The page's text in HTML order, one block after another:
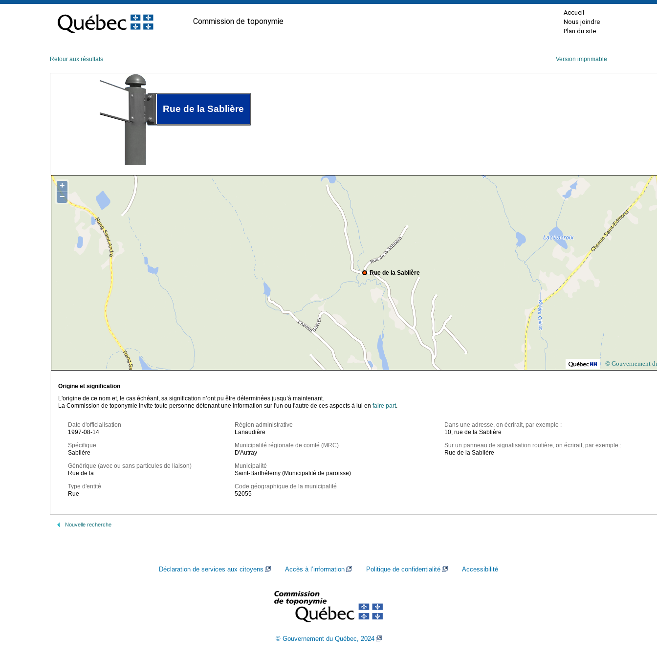
contenu
Commission de toponymie
Accueil
Nous joindre
Plan du site
Retour aux résultats Version imprimable
Rue de la Sablière
Rue de la Sablière
+
−
© Gouvernement
Origine et signification
L'origine de ce nom et, le cas échéant, sa signification n’ont pu être déterminées jusqu’à maintenant.
La Commission de toponymie invite toute personne détenant une information sur l'un ou l'autre de ces aspects à lui en faire part.
Date d'officialisation
1997-08-14
Spécifique
Sablière
Générique (avec ou sans particules de liaison)
Rue de la
Type d'entité
Rue
Région administrative
Lanaudière
Municipalité régionale de comté (MRC)
D'Autray
Municipalité
Saint-Barthélemy (Municipalité de paroisse)
Code géographique de la municipalité
52055
Dans une adresse, on écrirait, par exemple :
10, rue de la Sablière
Sur un panneau de signalisation routière, on écrirait, par exemple :
Rue de la Sablière
Nouvelle recherche
Déclaration de services aux citoyens Accès à l’information Politique de confidentialité Accessibilité
© Gouvernement du Québec, 2024